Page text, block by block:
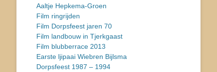
Aaltje Hepkema-Groen
Film ringrijden
Film Dorpsfeest jaren 70
Film landbouw in Tjerkgaast
Film blubberrace 2013
Earste ljipaai Wiebren Bijlsma
Dorpsfeest 1987 – 1994